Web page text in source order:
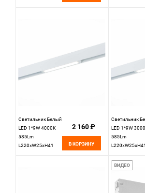
Светильник Белый
LED 1*9W 4000K
585Lm
L220xW25xH41
2 160 ₽
В КОРЗИНУ
Светильник
LED 1*9W
585Lm
L220xW25xH41
SKYLINE 220
ST657.536.09H
ВИДЕО